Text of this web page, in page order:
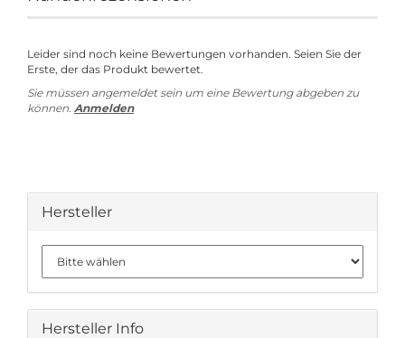
Leider sind noch keine Bewertungen vorhanden. Seien Sie der
Erste, der das Produkt bewertet.
Sie müssen angemeldet sein um eine Bewertung abgeben zu
können. Anmelden
Hersteller
Hersteller Info